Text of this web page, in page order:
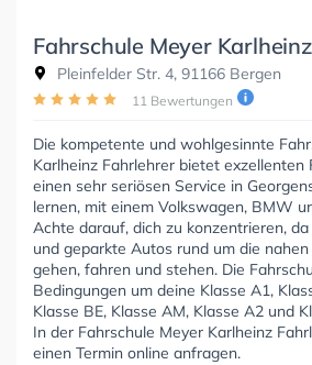
Fahrschule Meyer
Pleinfelder Str. 4, 91166 Bergen
11 Bewertungen
Die kompetente und wohlgesinnte
Karlheinz Fahrlehrer bietet exzellenten
einen sehr seriösen Service in
lernen, mit einem Volkswagen, BMW
Achte darauf, dich zu konzentrieren,
und geparkte Autos rund um die
gehen, fahren und stehen. Die
Bedingungen um deine Klasse A1,
Klasse BE, Klasse AM, Klasse A2 und
In der Fahrschule Meyer Karlheinz
einen Termin online anfragen.